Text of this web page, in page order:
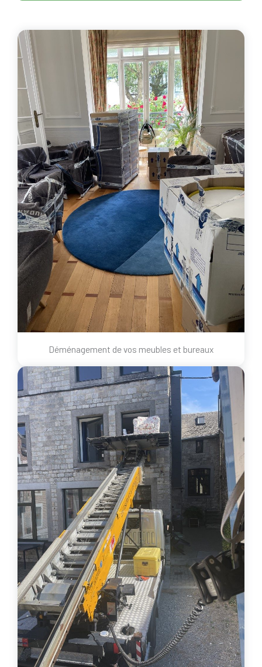
Déménagement de vos meubles et bureaux